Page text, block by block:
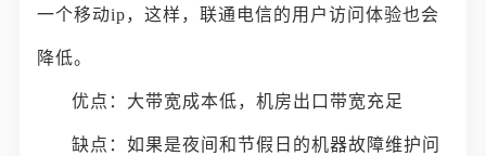
一个移动ip，这样，联通电信的用户访问体验也会
降低。
优点：大带宽成本低，机房出口带宽充足
缺点：如果是夜间和节假日的机器故障维护问